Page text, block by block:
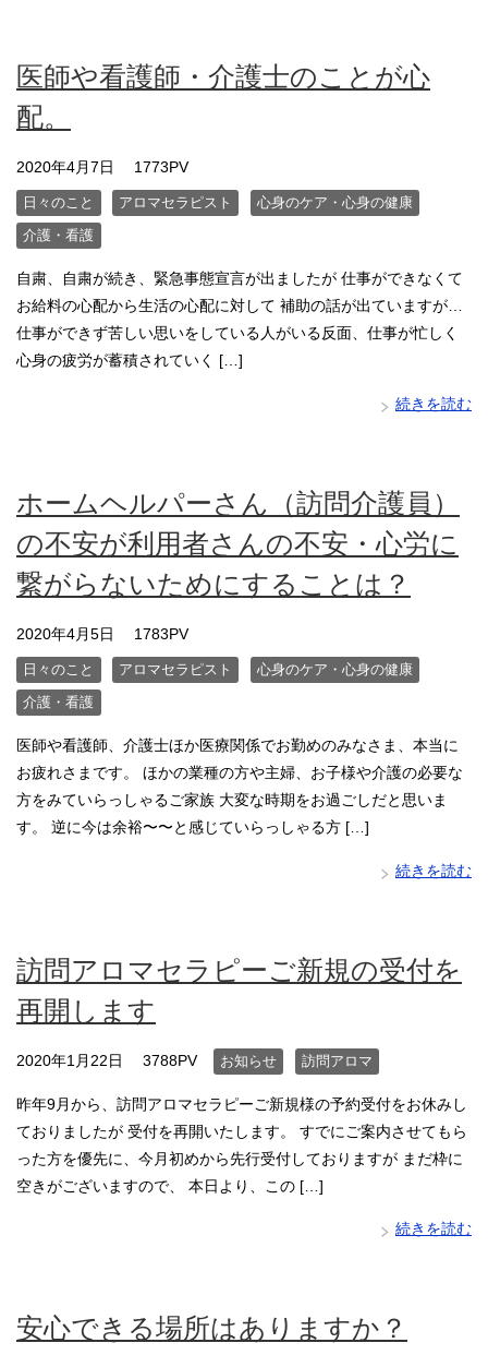
医師や看護師・介護士のことが心
配。
2020年4月7日 1773PV
日々のこと アロマセラピスト 心身のケア・心身の健康
介護・看護
自粛、自粛が続き、緊急事態宣言が出ましたが 仕事ができなくて
お給料の心配から生活の心配に対して 補助の話が出ていますが…
仕事ができず苦しい思いをしている人がいる反面、仕事が忙しく
心身の疲労が蓄積されていく […]
続きを読む
ホームヘルパーさん（訪問介護員）
の不安が利用者さんの不安・心労に
繋がらないためにすることは？
2020年4月5日 1783PV
日々のこと アロマセラピスト 心身のケア・心身の健康
介護・看護
医師や看護師、介護士ほか医療関係でお勤めのみなさま、本当に
お疲れさまです。 ほかの業種の方や主婦、お子様や介護の必要な
方をみていらっしゃるご家族 大変な時期をお過ごしだと思いま
す。 逆に今は余裕〜〜と感じていらっしゃる方 […]
続きを読む
訪問アロマセラピーご新規の受付を
再開します
2020年1月22日 3788PV お知らせ 訪問アロマ
昨年9月から、訪問アロマセラピーご新規様の予約受付をお休みし
ておりましたが 受付を再開いたします。 すでにご案内させてもら
った方を優先に、今月初めから先行受付しておりますが まだ枠に
空きがございますので、 本日より、この […]
続きを読む
安心できる場所はありますか？